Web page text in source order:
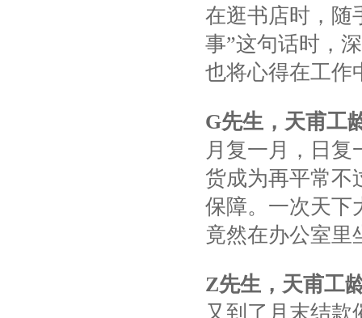
在逛书店时，随
事”这句话时，
也将心得在工作
G先生，天甫工
月复一月，日
货成为再平常不
保障。一次天下
竟然在办公室
Z先生，天甫工
又到了月末结